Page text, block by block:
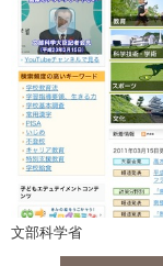
文部科学省